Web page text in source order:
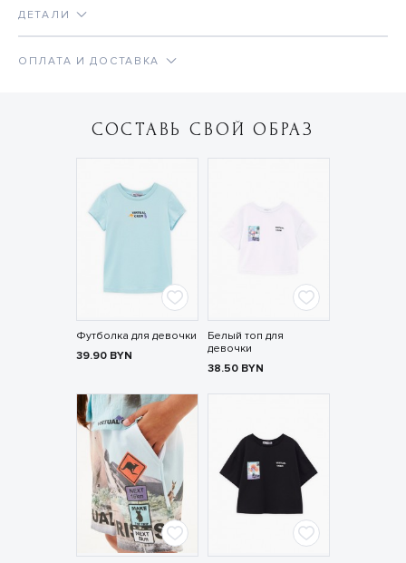
ДЕТАЛИ
ОПЛАТА И ДОСТАВКА
СОСТАВЬ СВОЙ ОБРАЗ
Футболка для девочки
39.90 BYN
Белый топ для
девочки
38.50 BYN